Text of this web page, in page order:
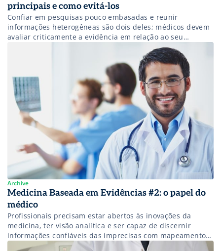
principais e como evitá-los
Confiar em pesquisas pouco embasadas e reunir
informações heterogêneas são dois deles; médicos devem
avaliar criticamente a evidência em relação ao seu
Archive
Medicina Baseada em Evidências #2: o papel do
médico
Profissionais precisam estar abertos às inovações da
medicina, ter visão analítica e ser capaz de discernir
informações confiáveis das imprecisas com mapeamento
de tudo que já foi publicado